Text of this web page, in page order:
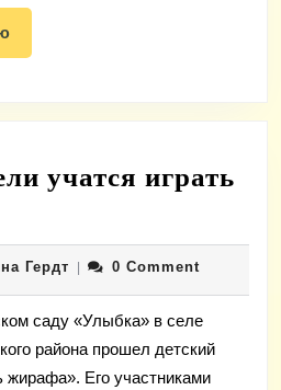
показать
полностью
учатся играть
ГердтГалина0 Comment
саду «Улыбка» в селе
района прошел детский
жирафа». Его участниками